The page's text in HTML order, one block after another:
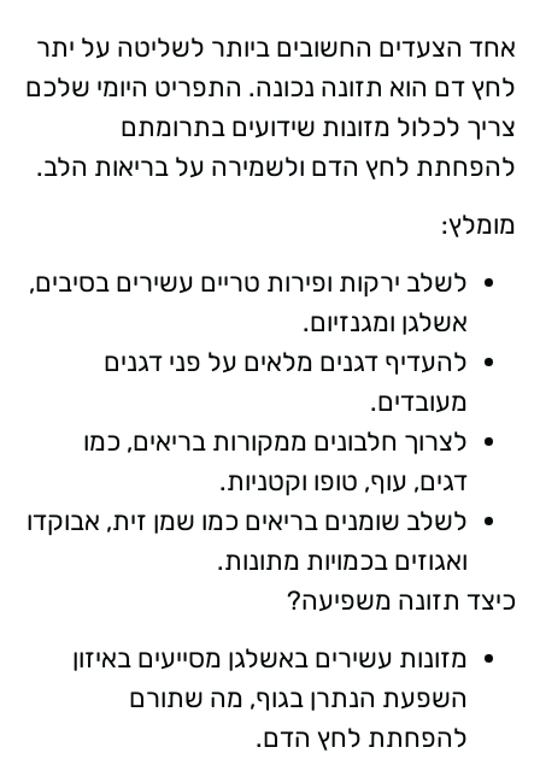
אחד הצעדים החשובים ביותר לשליטה על יתר
לחץ דם הוא תזונה נכונה. התפריט היומי שלכם
צריך לכלול מזונות שידועים בתרומתם
להפחתת לחץ הדם ולשמירה על בריאות הלב.
מומלץ:
לשלב ירקות ופירות טריים עשירים בסיבים,
אשלגן ומגנזיום.
להעדיף דגנים מלאים על פני דגנים
מעובדים.
לצרוך חלבונים ממקורות בריאים, כמו
דגים, עוף, טופו וקטניות.
לשלב שומנים בריאים כמו שמן זית, אבוקדו
ואגוזים בכמויות מתונות.
כיצד תזונה משפיעה?
מזונות עשירים באשלגן מסייעים באיזון
השפעת הנתרן בגוף, מה שתורם
להפחתת לחץ הדם.